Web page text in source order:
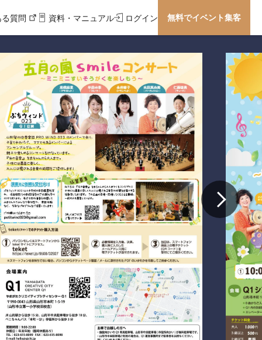
る質問 資料・マニュアル ログイン 無料でイベント集客